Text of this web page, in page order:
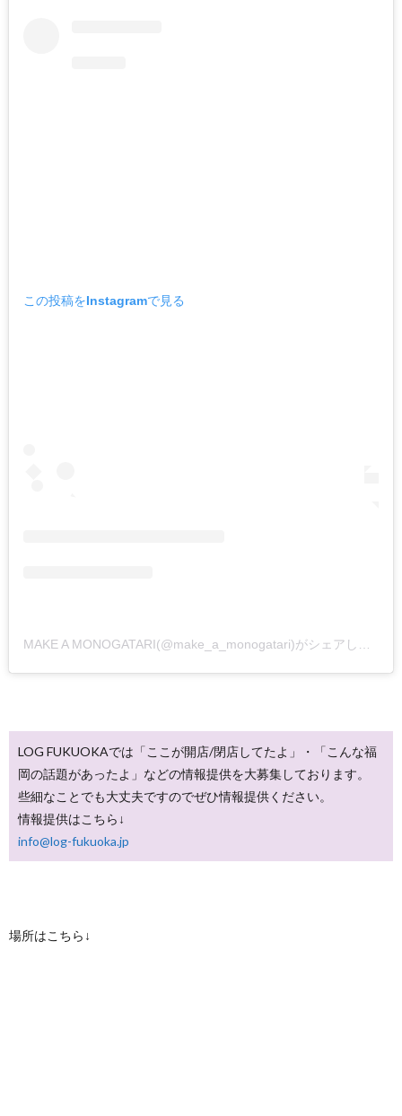
この投稿をInstagramで見る
LOG FUKUOKAでは「ここが開店/閉店してたよ」・「こんな福
岡の話題があったよ」などの情報提供を大募集しております。
些細なことでも大丈夫ですのでぜひ情報提供ください。
情報提供はこちら↓
info@log-fukuoka.jp
場所はこちら↓